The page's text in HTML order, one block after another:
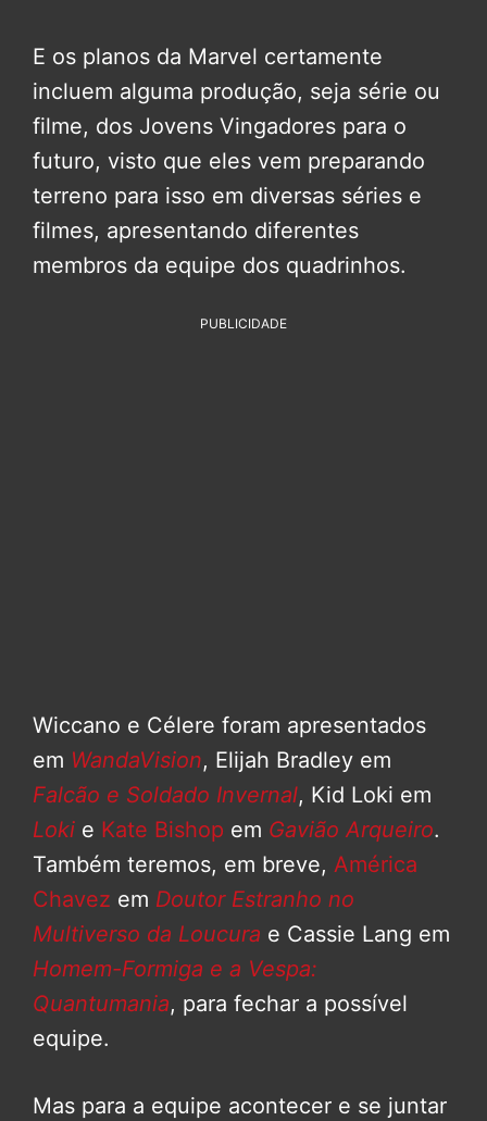
E os planos da Marvel certamente
incluem alguma produção, seja série ou
filme, dos Jovens Vingadores para o
futuro, visto que eles vem preparando
terreno para isso em diversas séries e
filmes, apresentando diferentes
membros da equipe dos quadrinhos.
PUBLICIDADE
Wiccano e Célere foram apresentados
em WandaVision, Elijah Bradley em
Falcão e Soldado Invernal, Kid Loki em
Loki e Kate Bishop em Gavião Arqueiro.
Também teremos, em breve, América
Chavez em Doutor Estranho no
Multiverso da Loucura e Cassie Lang em
Homem-Formiga e a Vespa:
Quantumania, para fechar a possível
equipe.
Mas para a equipe acontecer e se juntar